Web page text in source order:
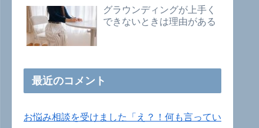
グラウンディングが上手く
できないときは理由がある
最近のコメント
お悩み相談を受けました「え？！何も言ってい